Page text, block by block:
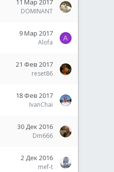
11 Мар 2017
DOMINANT
9 Мар 2017
Alofa
A
21 Фев 2017
reset86
18 Фев 2017
IvanChai
30 Дек 2016
Dm666
2 Дек 2016
mef-t